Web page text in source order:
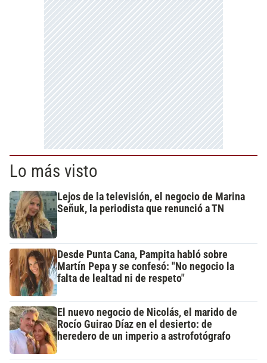
Lo más visto
Lejos de la televisión, el negocio de Marina
Señuk, la periodista que renunció a TN
Desde Punta Cana, Pampita habló sobre
Martín Pepa y se confesó: "No negocio la
falta de lealtad ni de respeto"
El nuevo negocio de Nicolás, el marido de
Rocío Guirao Díaz en el desierto: de
heredero de un imperio a astrofotógrafo